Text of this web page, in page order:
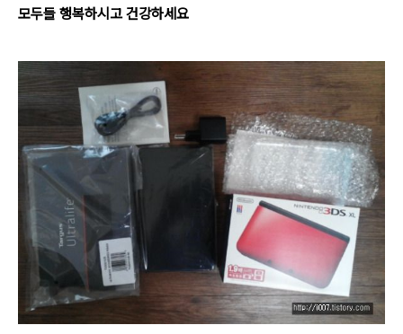
모두들 행복하시고 건강하세요